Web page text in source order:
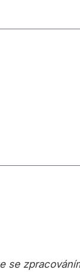
se